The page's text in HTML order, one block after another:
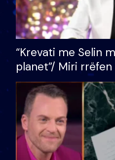
“Krevati me Selin
planet”/ Miri
bukura në
mungojë zilja e